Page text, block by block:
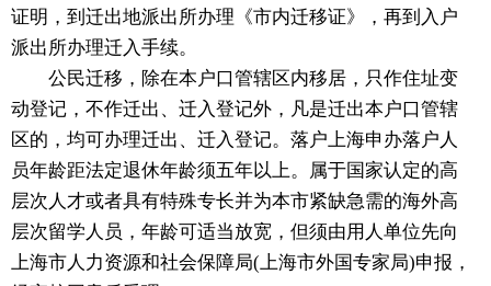
证明，到迁出地派出所办理《市内迁移证》，再到入户
派出所办理迁入手续。
公民迁移，除在本户口管辖区内移居，只作住址变
动登记，不作迁出、迁入登记外，凡是迁出本户口管辖
区的，均可办理迁出、迁入登记。落户上海申办落户人
员年龄距法定退休年龄须五年以上。属于国家认定的高
层次人才或者具有特殊专长并为本市紧缺急需的海外高
层次留学人员，年龄可适当放宽，但须由用人单位先向
上海市人力资源和社会保障局(上海市外国专家局)申报，